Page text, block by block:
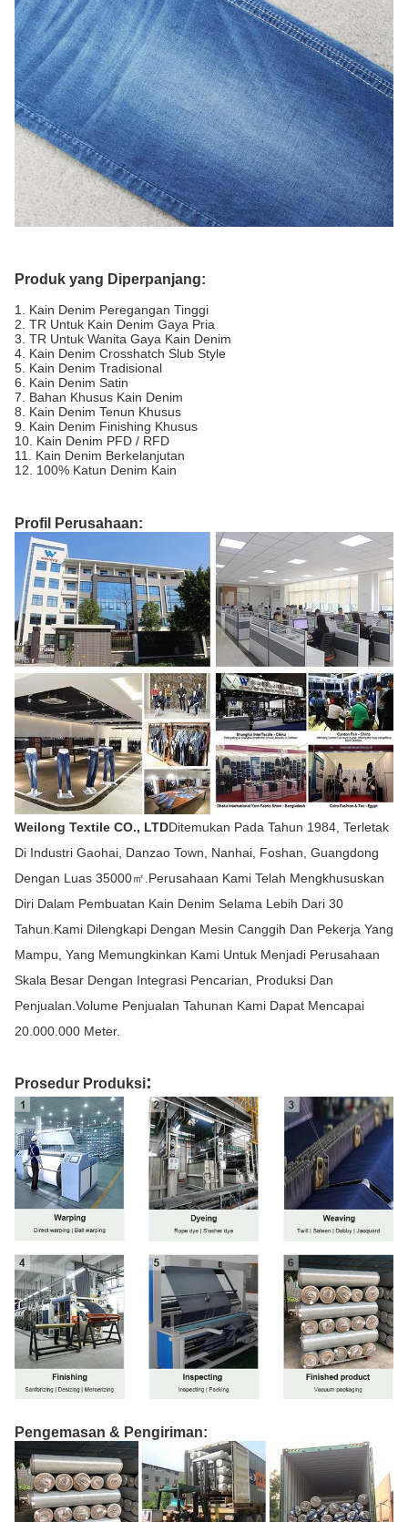
Produk yang Diperpanjang:
1. Kain Denim Peregangan Tinggi
2. TR Untuk Kain Denim Gaya Pria
3. TR Untuk Wanita Gaya Kain Denim
4. Kain Denim Crosshatch Slub Style
5. Kain Denim Tradisional
6. Kain Denim Satin
7. Bahan Khusus Kain Denim
8. Kain Denim Tenun Khusus
9. Kain Denim Finishing Khusus
10. Kain Denim PFD / RFD
11. Kain Denim Berkelanjutan
12. 100% Katun Denim Kain
Profil Perusahaan:
Weilong Textile CO., LTDDitemukan Pada Tahun 1984, Terletak
Di Industri Gaohai, Danzao Town, Nanhai, Foshan, Guangdong
Dengan Luas 35000㎡.Perusahaan Kami Telah Mengkhususkan
Diri Dalam Pembuatan Kain Denim Selama Lebih Dari 30
Tahun.Kami Dilengkapi Dengan Mesin Canggih Dan Pekerja Yang
Mampu, Yang Memungkinkan Kami Untuk Menjadi Perusahaan
Skala Besar Dengan Integrasi Pencarian, Produksi Dan
Penjualan.Volume Penjualan Tahunan Kami Dapat Mencapai
20.000.000 Meter.
Prosedur Produksi:
Pengemasan & Pengiriman: